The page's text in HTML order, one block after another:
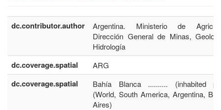
dc.contributor.author
Argentina. Ministerio de
Dirección General de Minas,
Hidrología
dc.coverage.spatial ARG
dc.coverage.spatial
Bahía Blanca .......... (inhabited
(World, South America, Argentina,
Aires)